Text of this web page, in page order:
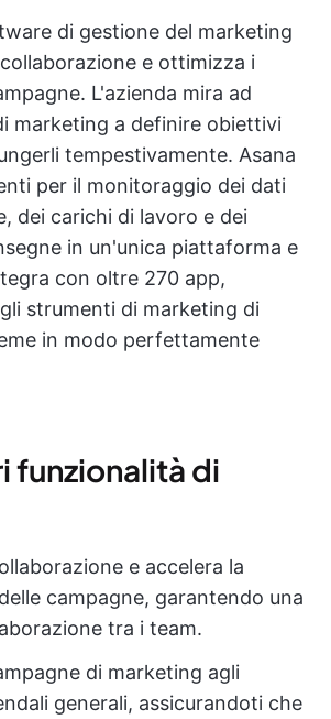
di gestione del marketing
e ottimizza i
L'azienda mira ad
marketing a definire obiettivi
tempestivamente. Asana
per il monitoraggio dei dati
dei carichi di lavoro e dei
in un'unica piattaforma e
con oltre 270 app,
strumenti di marketing di
in modo perfettamente
funzionalità di
e accelera la
campagne, garantendo una
tra i team.
di marketing agli
generali, assicurandoti che